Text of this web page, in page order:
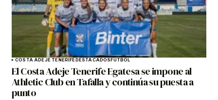
COSTA ADEJE TENERIFEDESTACADOSFÚTBOL
El Costa Adeje Tenerife Egatesa se impone al
Athletic Club en Tafalla y continúa su puesta a
punto